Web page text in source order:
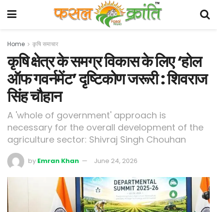
Home कृषि समाचार
कृषि क्षेत्र के समग्र विकास के लिए ‘होल
ऑफ गवर्नमेंट’ दृष्टिकोण जरूरी : शिवराज
सिंह चौहान
A 'whole of government' approach is
necessary for the overall development of the
agriculture sector: Shivraj Singh Chouhan
by Emran Khan June 24, 2026